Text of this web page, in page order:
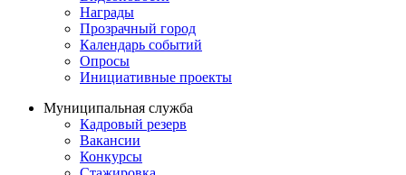
Награды
Прозрачный город
Календарь событий
Опросы
Инициативные проекты
Муниципальная служба
Кадровый резерв
Вакансии
Конкурсы